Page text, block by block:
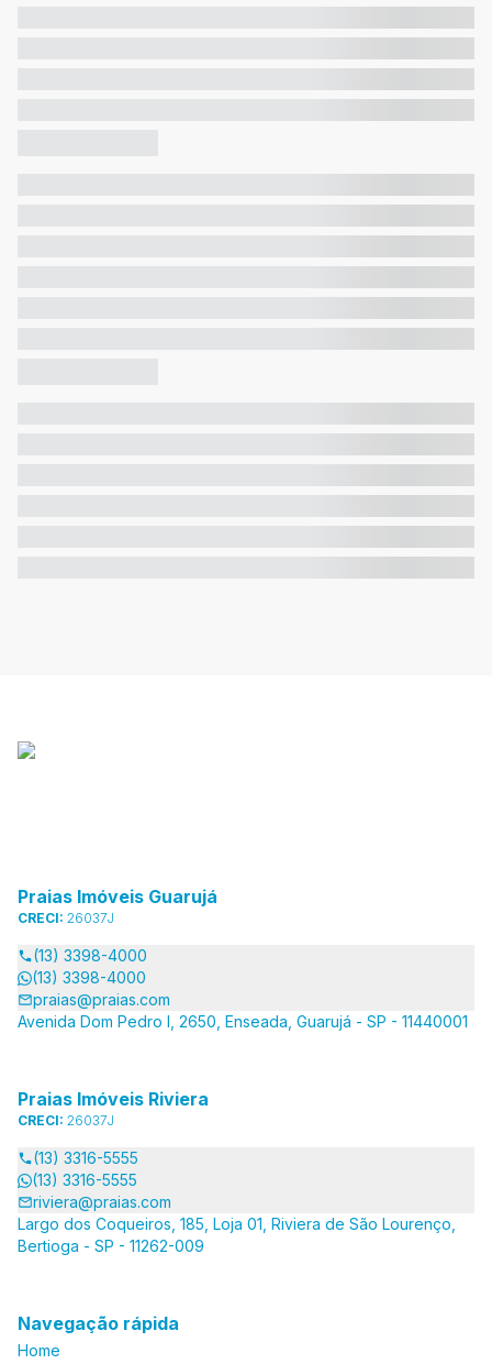
Praias Imóveis Guarujá
CRECI: 26037J
(13) 3398-4000
(13) 3398-4000
praias@praias.com
Avenida Dom Pedro I, 2650, Enseada, Guarujá - SP - 11440001
Praias Imóveis Riviera
CRECI: 26037J
(13) 3316-5555
(13) 3316-5555
riviera@praias.com
Largo dos Coqueiros, 185, Loja 01, Riviera de São Lourenço,
Bertioga - SP - 11262-009
Navegação rápida
Home